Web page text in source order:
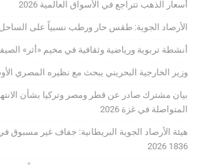
أسعار الذهب تتراجع في الأسواق العالمية 2026
الأرصاد الجوية: طقس حار ورطب نسبياً على الساحل 2026
أنشطة تربوية ورياضية وثقافية في مخيم «أثر» الصيفي
وزير الخارجية البحريني يبحث مع نظيره المصري الأوضاع
بيان مشترك صادر عن قطر ومصر وتركيا بشأن
المتواصلة في غزة 2026
هيئة الأرصاد الجوية البريطانية: جفاف غير مسبوق في
1836 2026